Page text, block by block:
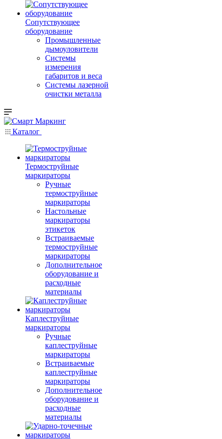
Сопутствующее
оборудование
Промышленные
дымоуловители
Системы
измерения
габаритов и веса
Системы лазерной
очистки металла
Каталог
Термоструйные
маркираторы
Ручные
термоструйные
маркираторы
Настольные
маркираторы
этикеток
Встраиваемые
термоструйные
маркираторы
Дополнительное
оборудование и
расходные
материалы
Каплеструйные
маркираторы
Ручные
каплеструйные
маркираторы
Встраиваемые
каплеструйные
маркираторы
Дополнительное
оборудование и
расходные
материалы